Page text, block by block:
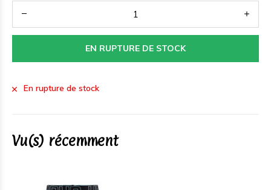
EN RUPTURE DE STOCK
En rupture de stock
Vu(s) récemment